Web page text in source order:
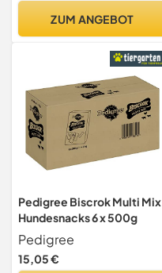
ZUM ANGEBOT
Pedigree Biscrok Multi Mix
Hundesnacks 6 x 500g
Pedigree
15,05 €